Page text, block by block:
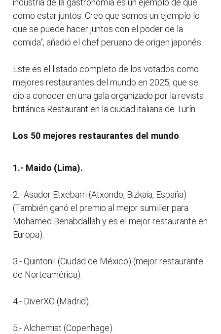
industria de la gastronomía es un ejemplo de que
como estar juntos. Creo que somos un ejemplo lo
que se puede hacer juntos con el poder de la
comida", añadió el chef peruano de origen japonés.
Este es el listado completo de los votados como
mejores restaurantes del mundo en 2025, que se
dio a conocer en una gala organizado por la revista
británica Restaurant en la ciudad italiana de Turín.
Los 50 mejores restaurantes del mundo
1.- Maido (Lima).
2.- Asador Etxebarri (Atxondo, Bizkaia, España)
(También ganó el premio al mejor sumiller para
Mohamed Benabdallah y es el mejor restaurante en
Europa).
3.- Quintonil (Ciudad de México) (mejor restaurante
de Norteamérica).
4.- DiverXO (Madrid).
5.- Alchemist (Copenhage).